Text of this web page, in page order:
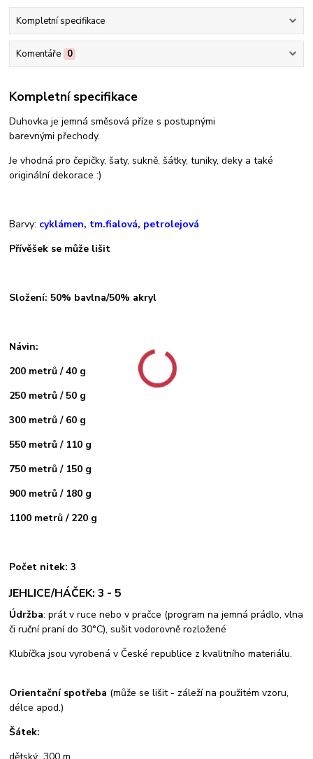
Kompletní specifikace
Komentáře 0
Kompletní specifikace
Duhovka je jemná směsová příze s postupnými
barevnými přechody.
Je vhodná pro čepičky, šaty, sukně, šátky, tuniky, deky a také
originální dekorace :)
Barvy: cyklámen, tm.fialová, petrolejová
Přívěšek se může lišit
Složení: 50% bavlna/50% akryl
Návin:
200 metrů / 40 g
250 metrů / 50 g
300 metrů / 60 g
550 metrů / 110 g
750 metrů / 150 g
900 metrů / 180 g
1100 metrů / 220 g
Počet nitek: 3
JEHLICE/HÁČEK: 3 - 5
Údržba: prát v ruce nebo v pračce (program na jemná prádlo, vlna
či ruční praní do 30°C), sušit vodorovně rozložené
Klubíčka jsou vyrobená v České republice z kvalitního materiálu.
Orientační spotřeba (může se lišit - záleží na použitém vzoru,
délce apod.)
Šátek: